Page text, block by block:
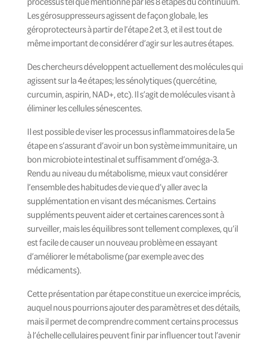
Les gérosuppresseurs agissent de façon globale, les
géroprotecteurs à partir de l’étape 2 et 3, et il est tout de
même important de considérer d’agir sur les autres étapes.
Des chercheurs développent actuellement des molécules qui
agissent sur la 4eétapes;les sénolytiques(quercétine,
curcumin, aspirin, NAD+, etc). Il s’agit de molécules visant à
éliminer les cellules sénescentes.
Il est possible de viser les processus inflammatoires de la 5e
étape en s’assurant d’avoir un bon système immunitaire, un
bon microbiote intestinal et suffisamment d’oméga-3.
Rendu au niveau du métabolisme, mieux vaut considérer
l’ensemble des habitudes de vie que d’y aller avec la
supplémentation en visant des mécanismes. Certains
suppléments peuvent aider et certaines carences sont à
surveiller, mais les équilibres sont tellement complexes, qu’il
est facile de causer un nouveau problème en essayant
d’améliorer le métabolisme (par exemple avec des
médicaments).
Cette présentation par étape constitue un exercice imprécis,
auquel nous pourrions ajouter des paramètres et des détails,
mais il permet de comprendre comment certains processus
à l’échelle cellulaires peuvent finir par influencer tout l’avenir